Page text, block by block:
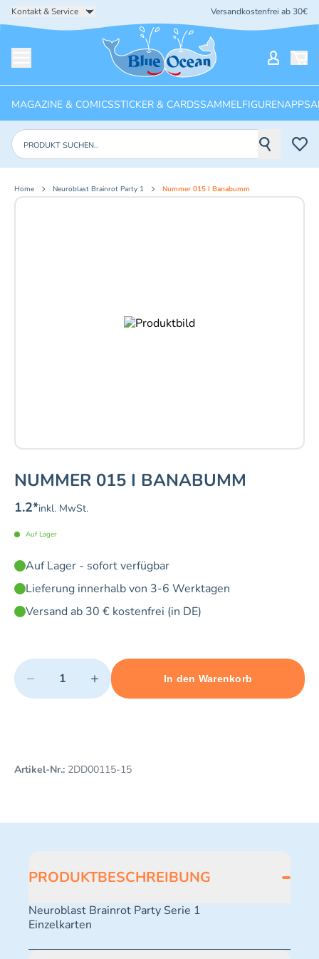
Kontakt & Service Versandkostenfrei ab 30€
Startseite
MAGAZINE & COMICSSTICKER & CARDSSAMMELFIGURENAPPS
Produkte suchen
Home Neuroblast Brainrot Party 1 Nummer 015 I Banabumm
NUMMER 015 I BANABUMM
1.2*inkl. MwSt.
Auf Lager
Auf Lager - sofort verfügbar
Lieferung innerhalb von 3-6 Werktagen
Versand ab 30 € kostenfrei (in DE)
Quantity
− +
Minimum quantity: 1 Maximum quantity: 489
In den Warenkorb
Add 1 item to cart
Artikel-Nr.: 2DD00115-15
PRODUKTBESCHREIBUNG
Neuroblast Brainrot Party Serie 1
Einzelkarten